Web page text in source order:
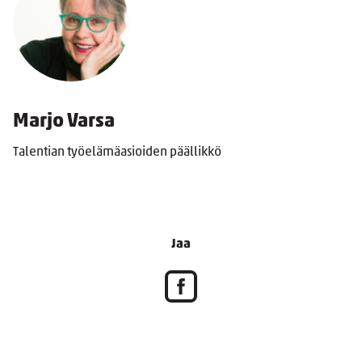
Marjo Varsa
Talentian työelämäasioiden päällikkö
Jaa